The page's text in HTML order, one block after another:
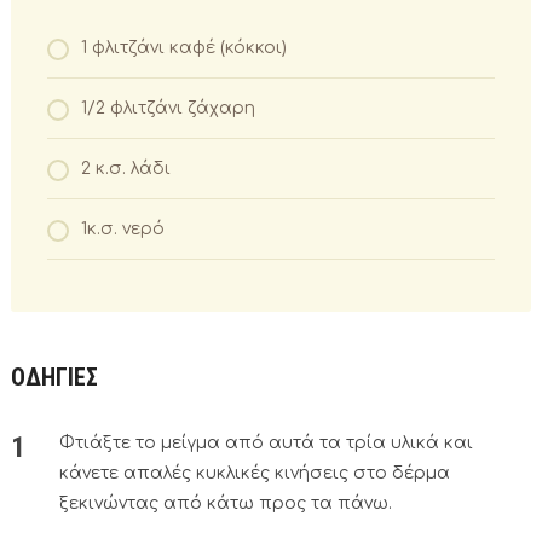
1 φλιτζάνι καφέ (κόκκοι)
1/2 φλιτζάνι ζάχαρη
2 κ.σ. λάδι
1κ.σ. νερό
ΟΔΗΓΙΕΣ
Φτιάξτε το μείγμα από αυτά τα τρία υλικά και
κάνετε απαλές κυκλικές κινήσεις στο δέρμα
ξεκινώντας από κάτω προς τα πάνω.